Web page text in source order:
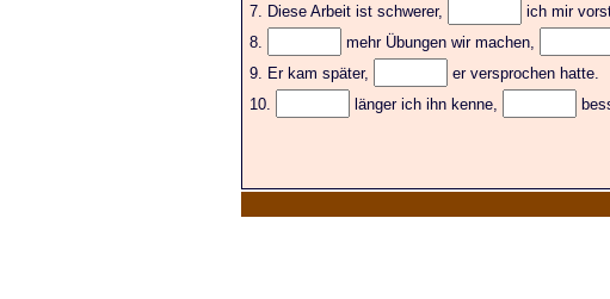
7. Diese Arbeit ist schwerer,
ich mir
8.
mehr Übungen wir machen,
9. Er kam später,
er versprochen hatte.
10.
länger ich ihn kenne,